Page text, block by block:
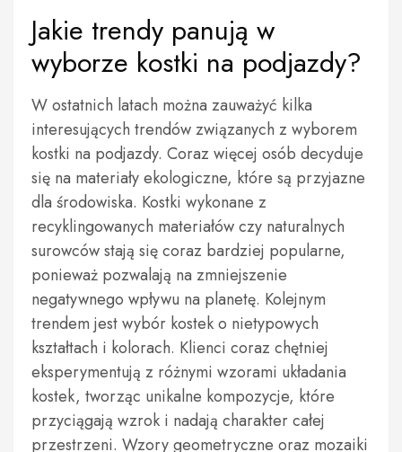
Jakie trendy panują w
wyborze kostki na podjazdy?
W ostatnich latach można zauważyć kilka
interesujących trendów związanych z wyborem
kostki na podjazdy. Coraz więcej osób decyduje
się na materiały ekologiczne, które są przyjazne
dla środowiska. Kostki wykonane z
recyklingowanych materiałów czy naturalnych
surowców stają się coraz bardziej popularne,
ponieważ pozwalają na zmniejszenie
negatywnego wpływu na planetę. Kolejnym
trendem jest wybór kostek o nietypowych
kształtach i kolorach. Klienci coraz chętniej
eksperymentują z różnymi wzorami układania
kostek, tworząc unikalne kompozycje, które
przyciągają wzrok i nadają charakter całej
przestrzeni. Wzory geometryczne oraz mozaiki